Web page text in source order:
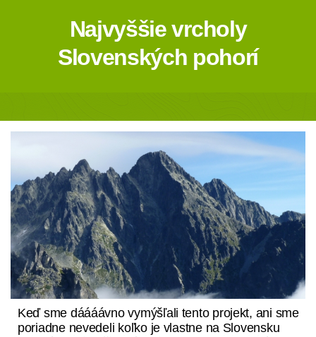
Najvyššie vrcholy
Slovenských pohorí
Keď sme dáááávno vymýšľali tento projekt, ani sme
poriadne nevedeli koľko je vlastne na Slovensku